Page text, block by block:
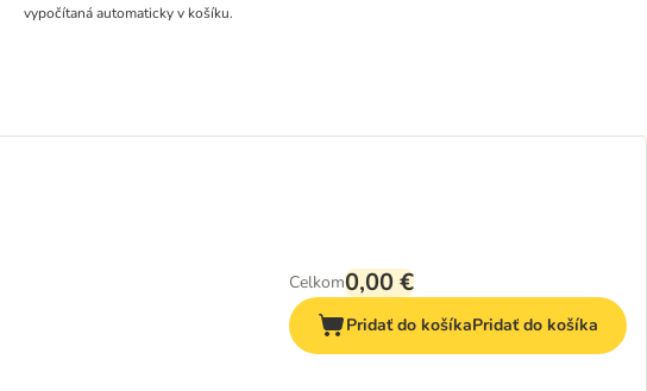
vypočítaná automaticky v košíku.
Celkom0,00 €
Pridať do košíkaPridať do košíka